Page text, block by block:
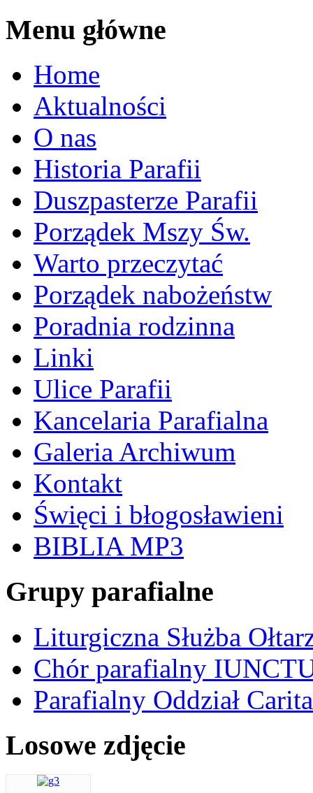
Menu główne
Home
Aktualności
O nas
Historia Parafii
Duszpasterze Parafii
Porządek Mszy Św.
Warto przeczytać
Porządek nabożeństw
Poradnia rodzinna
Linki
Ulice Parafii
Kancelaria Parafialna
Galeria Archiwum
Kontakt
Święci i błogosławieni
BIBLIA MP3
Grupy parafialne
Liturgiczna Służba
Chór parafialny
Parafialny Oddział
Losowe zdjęcie